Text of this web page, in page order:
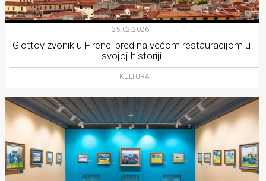
25.02.2026.
Giottov zvonik u Firenci pred najvećom restauracijom u
svojoj historiji
KULTURA